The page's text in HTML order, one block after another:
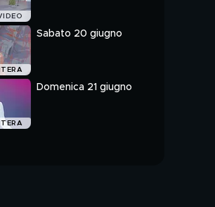
Sabato 20 giugno
Domenica 21 giugno